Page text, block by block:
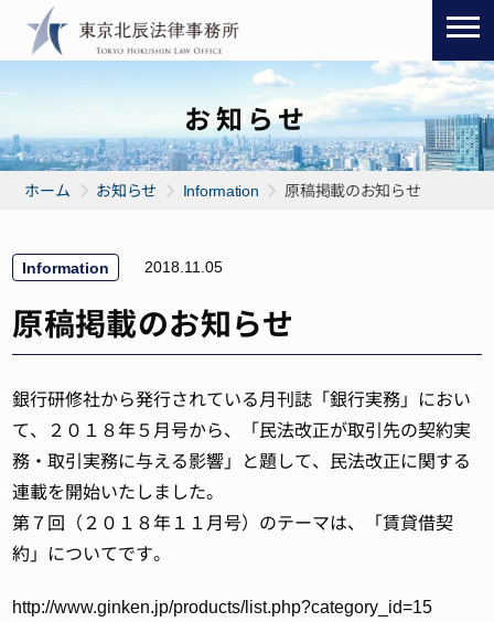
お知らせ
ホーム お知らせ Information 原稿掲載のお知らせ
Information 2018.11.05
原稿掲載のお知らせ
銀行研修社から発行されている月刊誌「銀行実務」におい
て、２０１８年５月号から、「民法改正が取引先の契約実
務・取引実務に与える影響」と題して、民法改正に関する
連載を開始いたしました。
第７回（２０１８年１１月号）のテーマは、「賃貸借契
約」についてです。
http://www.ginken.jp/products/list.php?category_id=15